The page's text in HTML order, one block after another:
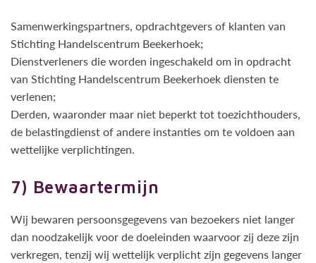
Samenwerkingspartners, opdrachtgevers of klanten van
Stichting Handelscentrum Beekerhoek;
Dienstverleners die worden ingeschakeld om in opdracht
van Stichting Handelscentrum Beekerhoek diensten te
verlenen;
Derden, waaronder maar niet beperkt tot toezichthouders,
de belastingdienst of andere instanties om te voldoen aan
wettelijke verplichtingen.
7) Bewaartermijn
Wij bewaren persoonsgegevens van bezoekers niet langer
dan noodzakelijk voor de doeleinden waarvoor zij deze zijn
verkregen, tenzij wij wettelijk verplicht zijn gegevens langer